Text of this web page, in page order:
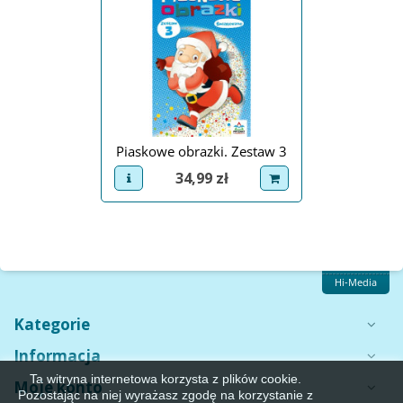
Ta witryna internetowa korzysta z plików cookie.
Pozostając na niej wyrażasz zgodę na korzystanie z
Piaskowe obrazki. Zestaw 3
view product
Cena
34,99 zł dodaj do koszyka
Hi-Media
Kategorie
Informacja
Moje konto